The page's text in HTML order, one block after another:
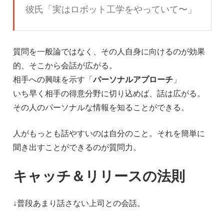
彼氏「実はロボット工学をやっていて〜」
質問を一般論ではなく、その人自身に向けるのが効果
的、そこから会話が広がる。
相手への興味を示す「パーソナルアプローチ」
いち早く相手の得意分野に切り込めば、話は広がる。
その人のパーソナルな情報を知ることができる。
人がもっとも話やすいのは自分のこと。それを簡単に
聞き出すことができるのが質問力。
キャッチ＆リリースの法則
↓普段あまり話さない上司との会話。